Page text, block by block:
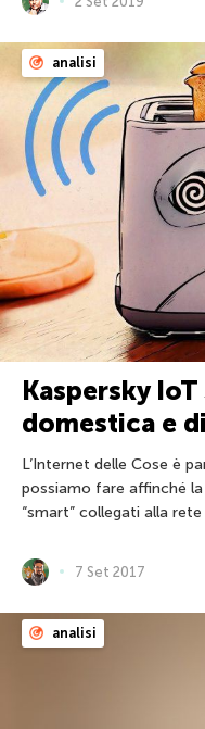
analisi
Kaspersky
domestica e
L’Internet delle Cose è
possiamo fare affinché
“smart” collegati alla
7 Set 2017
analisi